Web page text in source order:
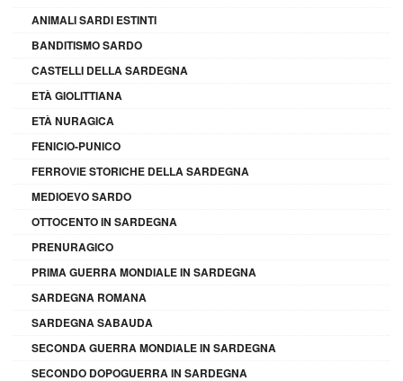
ANIMALI SARDI ESTINTI
BANDITISMO SARDO
CASTELLI DELLA SARDEGNA
ETÀ GIOLITTIANA
ETÀ NURAGICA
FENICIO-PUNICO
FERROVIE STORICHE DELLA SARDEGNA
MEDIOEVO SARDO
OTTOCENTO IN SARDEGNA
PRENURAGICO
PRIMA GUERRA MONDIALE IN SARDEGNA
SARDEGNA ROMANA
SARDEGNA SABAUDA
SECONDA GUERRA MONDIALE IN SARDEGNA
SECONDO DOPOGUERRA IN SARDEGNA